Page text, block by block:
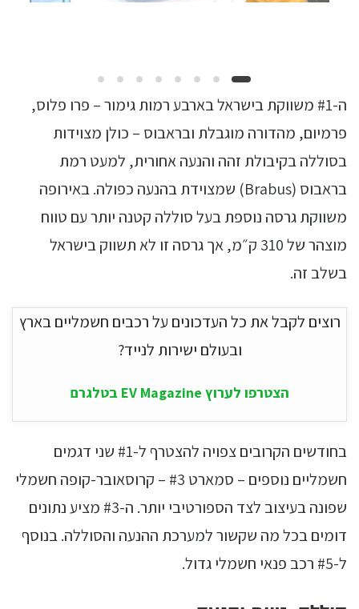
ה-#1 משווקת בישראל בארבע רמות גימור – פרו פלוס,
פרמיום, מהדורה מוגבלת ובראבוס – כולן מצוידות
בסוללה בקיבולת זהה והנעה אחורית, למעט רמת
בראבוס (Brabus) שמצוידת בהנעה כפולה. באירופה
משווקת גרסה נוספת בעל סוללה קטנה יותר עם טווח
מוצהר של 310 ק״מ, אך גרסה זו לא תשווק בישראל
בשלב זה.
רוצים לקבל את כל העדכונים על רכבים חשמליים בארץ
ובעולם ישירות לנייד?
הצטרפו לערוץ EV Magazine בטלגרם
בחודשים הקרובים צפויה להצטרף ל-#1 שני דגמים
חשמליים נוספים – סמארט #3 – קרוסאובר-קופה חשמלי
שפונה בעיצוב לצד הספורטיבי יותר. ה-#3 מציע נתונים
דומים בכל מה שקשור למערכת ההנעה והסוללה. בנוסף
ל-#5 רכב פנאי חשמלי גדול.